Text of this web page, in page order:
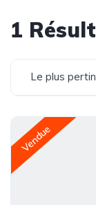
1
Le plus
Vendue